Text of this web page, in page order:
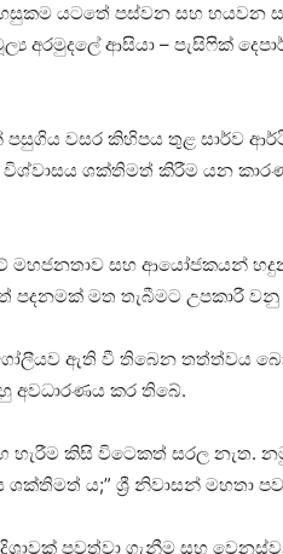
යටතේ පස්වන සහ හයවන
අරමුදලේ ආසියා – පැසිෆික්
පසුගිය වසර කිහිපය තුළ සාර්ව
ශක්තිමත් කිරීම යන
මහජනතාව සහ ආයෝජකයන්
පදනමක් මත තැබීමට උපකාරී වනු
ඇති වී තිබෙන තත්ත්වය
අවධාරණය කර තිබේ.
කිසි විටෙකත් සරල නැත.
ය;” ශ්‍රී නිවාසන් මහතා
දිශාවක් පවත්වා ගැනීම සහ